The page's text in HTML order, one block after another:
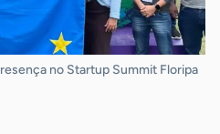
no Startup Summit Floripa